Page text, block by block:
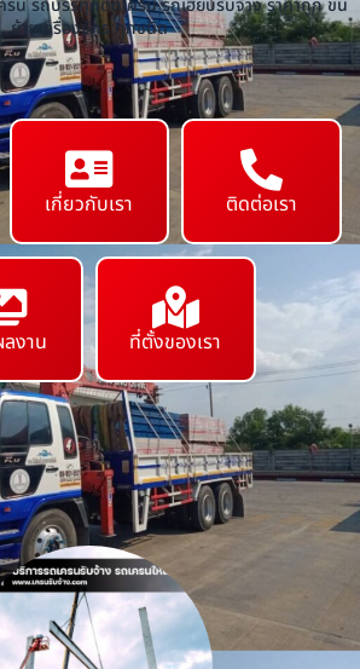
ครน รถบรรทุกติดเครน รถเฮี๊ยบรับจ้าง ราคาถูก ขน
ย้ายเครื่องจักร ทุกชนิด
เกี่ยวกับเรา ติดต่อเรา
งาน ที่ตั้งของเรา